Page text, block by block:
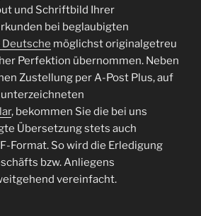
und Schriftbild Ihrer
bei beglaubigten
möglichst originalgetreu
Perfektion übernommen. Neben
Zustellung per A-Post Plus, auf
, bekommen Sie die bei uns
Übersetzung stets auch
Format. So wird die Erledigung
bzw. Anliegens
vereinfacht.